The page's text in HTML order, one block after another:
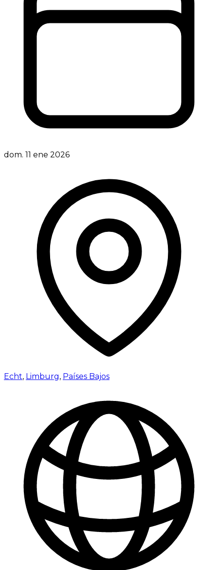
dom. 11 ene 2026
Echt, Limburg, Países Bajos